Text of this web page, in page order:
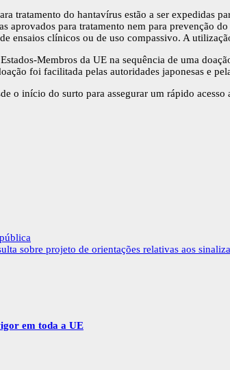
tratamento do hantavírus estão a ser expedidas
aprovados para tratamento nem para
ensaios clínicos ou de uso compassivo. A
Membros da UE na sequência de uma
foi facilitada pelas autoridades japonesas e
o início do surto para assegurar um rápido
sobre projeto de orientações relativas aos
em toda a UE